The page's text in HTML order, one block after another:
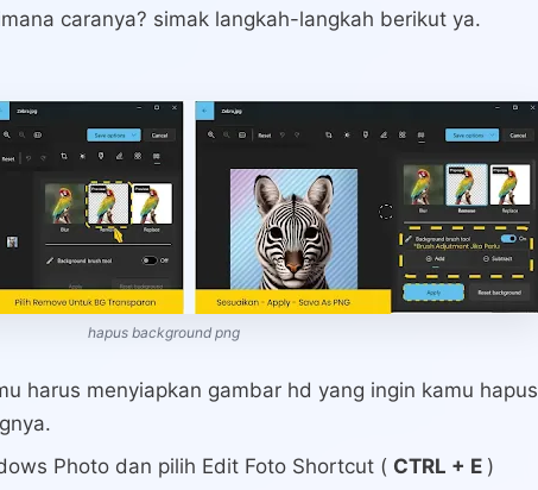
caranya? simak langkah-langkah berikut ya.
hapus background png
harus menyiapkan gambar hd yang ingin kamu hapus
Photo dan pilih Edit Foto Shortcut ( CTRL + E )